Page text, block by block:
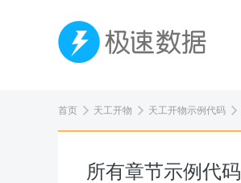
首页 天工开物 天工开物示例代码
所有章节示例代码